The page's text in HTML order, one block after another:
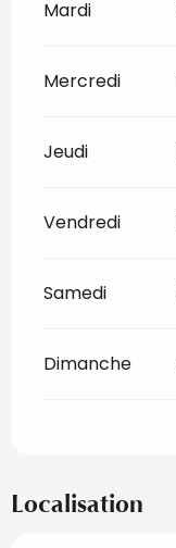
Mardi
Mercredi
Jeudi
Vendredi
Samedi
Dimanche
Localisation